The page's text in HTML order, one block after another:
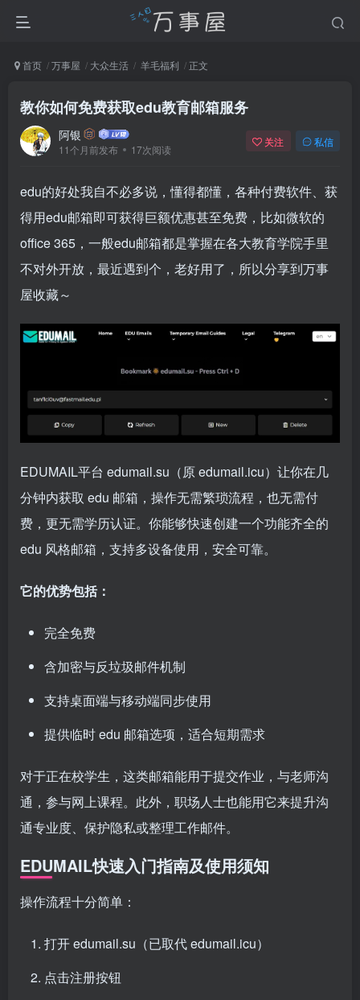
首页 万事屋 大众生活 羊毛福利 正文
教你如何免费获取edu教育邮箱服务
阿银
11个月前发布 17次阅读
关注 私信
edu的好处我自不必多说，懂得都懂，各种付费软件、获
得用edu邮箱即可获得巨额优惠甚至免费，比如微软的
office 365，一般edu邮箱都是掌握在各大教育学院手里
不对外开放，最近遇到个，老好用了，所以分享到万事
屋收藏～
EDUMAIL平台 edumail.su（原 edumail.icu）让你在几
分钟内获取 edu 邮箱，操作无需繁琐流程，也无需付
费，更无需学历认证。你能够快速创建一个功能齐全的
edu 风格邮箱，支持多设备使用，安全可靠。
它的优势包括：
完全免费
含加密与反垃圾邮件机制
支持桌面端与移动端同步使用
提供临时 edu 邮箱选项，适合短期需求
对于正在校学生，这类邮箱能用于提交作业，与老师沟
通，参与网上课程。此外，职场人士也能用它来提升沟
通专业度、保护隐私或整理工作邮件。
EDUMAIL快速入门指南及使用须知
操作流程十分简单：
打开 edumail.su（已取代 edumail.icu）
点击注册按钮